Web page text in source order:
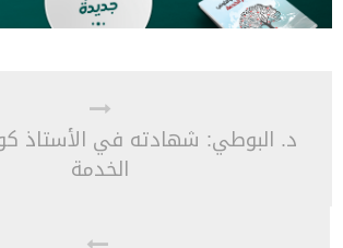
د. البوطي: شهادته في الأستاذ
الخدمة